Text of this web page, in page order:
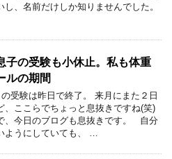
し、名前だけしか知りませんでした。
子の受験も小休止。私も体重
ルの期間
受験は昨日で終了。 来月にまた２日
、ここらでちょっと息抜きですね(笑)
、今日のブログも息抜きです。 自分
ようにしていても、 …